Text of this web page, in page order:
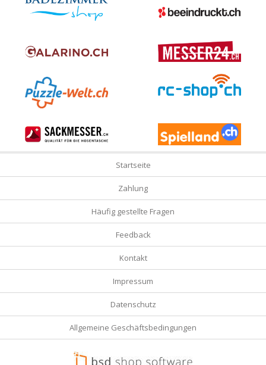
Startseite
Zahlung
Häufig gestellte Fragen
Feedback
Kontakt
Impressum
Datenschutz
Allgemeine Geschäftsbedingungen